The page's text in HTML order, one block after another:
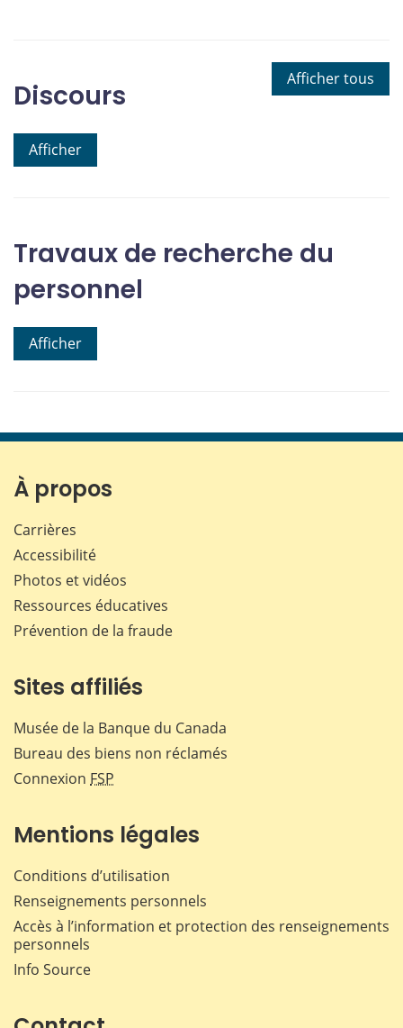
Afficher tous
Discours
Afficher
Travaux de recherche du
personnel
Afficher
À propos
Carrières
Accessibilité
Photos et vidéos
Ressources éducatives
Prévention de la fraude
Sites affiliés
Musée de la Banque du Canada
Bureau des biens non réclamés
Connexion FSP
Mentions légales
Conditions d’utilisation
Renseignements personnels
Accès à l’information et protection des renseignements
personnels
Info Source